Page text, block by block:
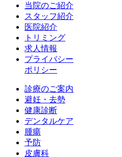
当院のご紹介
スタッフ紹介
医院紹介
トリミング
求人情報
プライバシー
ポリシー
診療のご案内
避妊・去勢
健康診断
デンタルケア
腫瘍
予防
皮膚科